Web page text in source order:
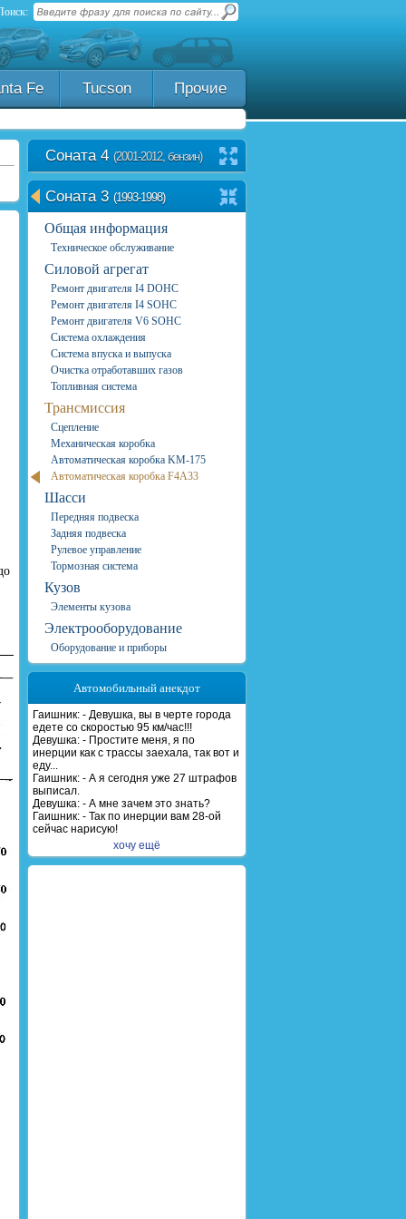
Fe Tucson Прочие
Соната 4 (2001-2012, бензин)
Соната 3 (1993-1998)
Общая информация
Техническое обслуживание
Силовой агрегат
Ремонт двигателя I4 DOHC
Ремонт двигателя I4 SOHC
Ремонт двигателя V6 SOHC
Система охлаждения
Система впуска и выпуска
Очистка отработавших газов
Топливная система
Трансмиссия
Сцепление
Механическая коробка
Автоматическая коробка KM-175
Автоматическая коробка F4A33
Шасси
Передняя подвеска
Задняя подвеска
Рулевое управление
Тормозная система
Кузов
Элементы кузова
Электрооборудование
Оборудование и приборы
Автомобильный анекдот
Гаишник: - Девушка, вы в черте города
едете со скоростью 95 км/час!!!
Девушка: - Простите меня, я по
инерции как с трассы заехала, так вот и
еду...
Гаишник: - А я сегодня уже 27 штрафов
выписал.
Девушка: - А мне зачем это знать?
Гаишник: - Так по инерции вам 28-ой
сейчас нарисую!
хочу ещё